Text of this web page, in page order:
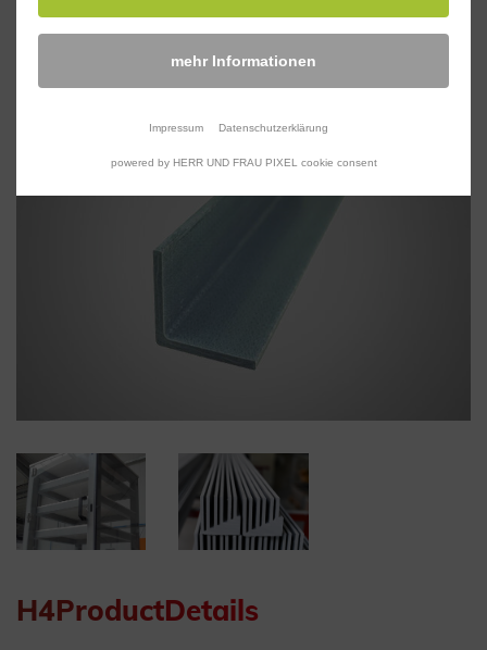
H4ProductDetails
mehr Informationen
Impressum Datenschutzerklärung
powered by HERR UND FRAU PIXEL cookie consent